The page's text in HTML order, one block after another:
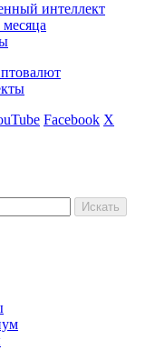
интеллект
Facebook X